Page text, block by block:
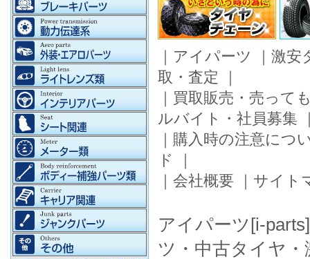
｜ アイパーツ ｜ 激安
取・査定 ｜
｜ 買取販売・売って
ルバイト・社員募集
｜ 購入時の注意につ
ド
｜
｜ 会社概要 ｜ サイト
アイパーツ[i-
ツ・中古タイヤ